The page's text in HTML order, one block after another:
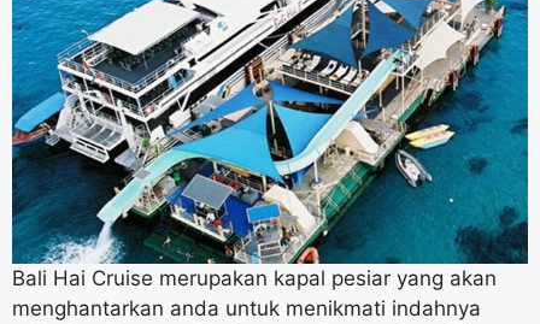
Bali Hai Cruise merupakan kapal pesiar yang akan
menghantarkan anda untuk menikmati indahnya